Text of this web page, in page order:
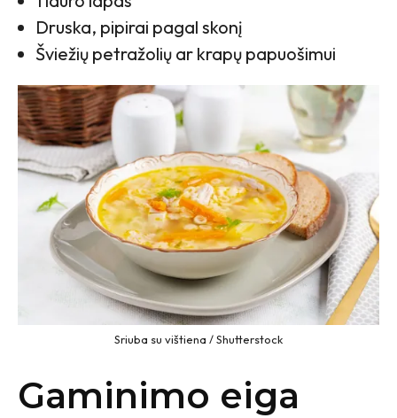
Druska, pipirai pagal skonį
Šviežių petražolių ar krapų papuošimui
Sriuba su vištiena / Shutterstock
Gaminimo eiga